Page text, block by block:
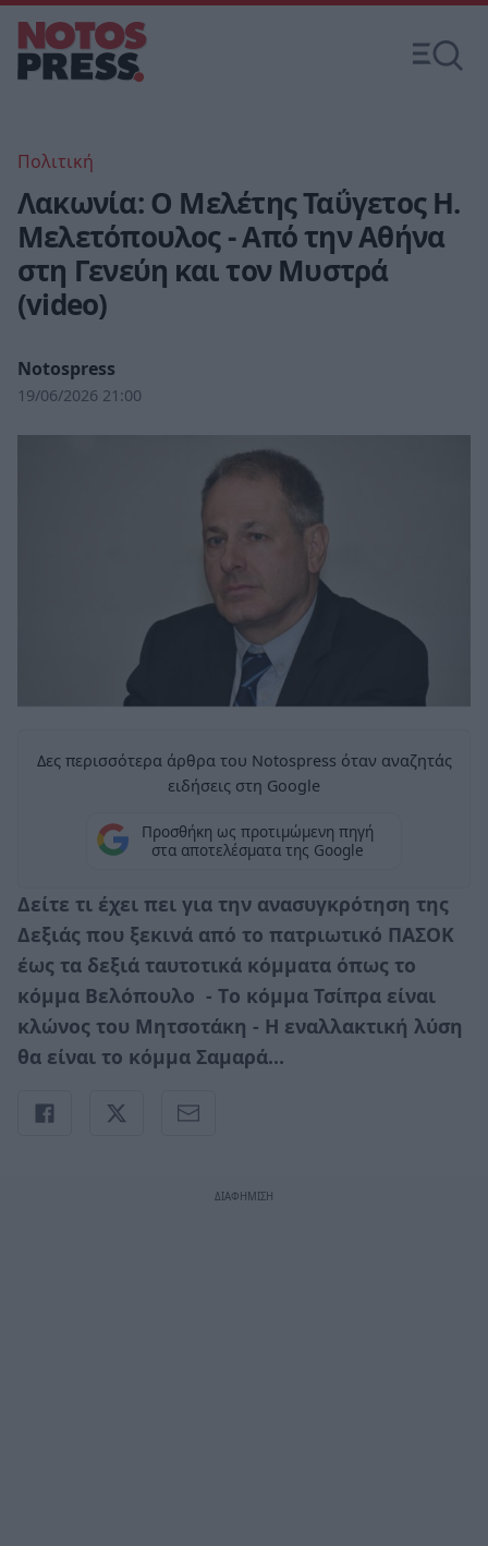
Πολιτική
Λακωνία: Ο Μελέτης Ταΰγετος Η.
Μελετόπουλος - Από την Αθήνα
στη Γενεύη και τον Μυστρά
(video)
Notospress
19/06/2026 21:00
Δες περισσότερα άρθρα του Notospress όταν αναζητάς
ειδήσεις στη Google
Προσθήκη ως προτιμώμενη πηγή
στα αποτελέσματα της Google
Δείτε τι έχει πει για την ανασυγκρότηση της
Δεξιάς που ξεκινά από το πατριωτικό ΠΑΣΟΚ
έως τα δεξιά ταυτοτικά κόμματα όπως το
κόμμα Βελόπουλο - Tο κόμμα Τσίπρα είναι
κλώνος του Μητσοτάκη - Η εναλλακτική λύση
θα είναι το κόμμα Σαμαρά…